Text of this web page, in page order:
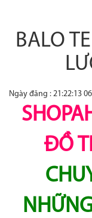
BALO
Ngày đăng : 21:22:13
ĐỒ